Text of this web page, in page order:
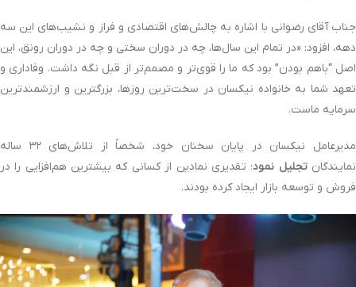
جناب آقای رضوانی با اشاره به چالش‌های اقتصادی و فراز و نشیب‌های این سه
دهه، افزود: «در تمام این سال‌ها، چه در دوران سختی و چه در دوران رونق، این
اصل “باهم بودن” بود که ما را قوی‌تر و مصمم‌تر از قبل نگه داشت. وفاداری و
تعهد شما به خانواده نیکسان در سخت‌ترین روزها، بزرگترین و ارزشمندترین
سرمایه ماست.
مدیرعامل نیکسان در پایان سخنان خود، شخصاً از تلاش‌های ۳۲ ساله
نمایندگانتجلیل نمود؛ تقدیری نمادین از کسانی که بیشترین هم‌افزایی را در
فروش و توسعه بازار ایجاد کرده بودند.